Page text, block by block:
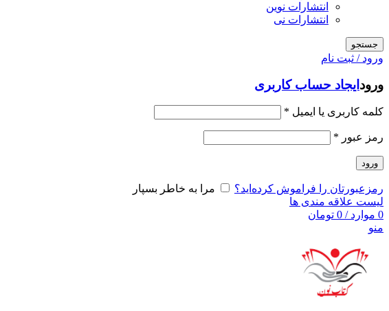
انتشارات نوین
انتشارات نی
جستجو
ورود / ثبت نام
ورود ایجاد حساب کاربری
کلمه کاربری یا ایمیل *
رمز عبور *
ورود
رمزعبورتان را فراموش کرده‌اید؟
مرا به خاطر بسپار
لیست علاقه مندی ها
0 موارد /
0 تومان
منو